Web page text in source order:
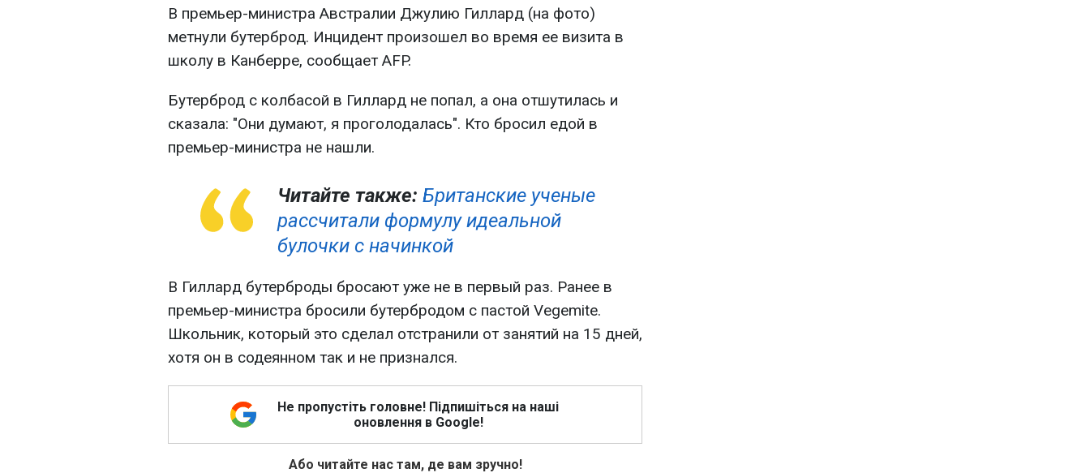
В премьер-министра Австралии Джулию Гиллард (на фото)
метнули бутерброд. Инцидент произошел во время ее визита в
школу в Канберре, сообщает AFP.
Бутерброд с колбасой в Гиллард не попал, а она отшутилась и
сказала: "Они думают, я проголодалась". Кто бросил едой в
премьер-министра не нашли.
Читайте также: Британские ученые
рассчитали формулу идеальной
булочки c начинкой
В Гиллард бутерброды бросают уже не в первый раз. Ранее в
премьер-министра бросили бутербродом с пастой Vegemite.
Школьник, который это сделал отстранили от занятий на 15 дней,
хотя он в содеянном так и не признался.
Не пропустіть головне! Підпишіться на наші
оновлення в Google!
Або читайте нас там, де вам зручно!